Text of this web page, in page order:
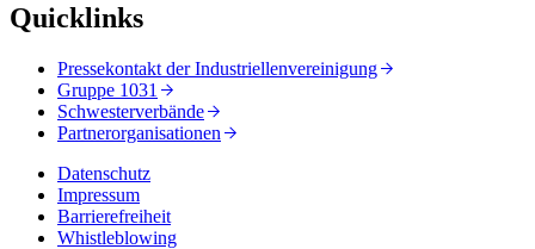
Quicklinks
Pressekontakt der Industriellenvereinigung
Gruppe 1031
Schwesterverbände
Partnerorganisationen
Datenschutz
Impressum
Barrierefreiheit
Whistleblowing